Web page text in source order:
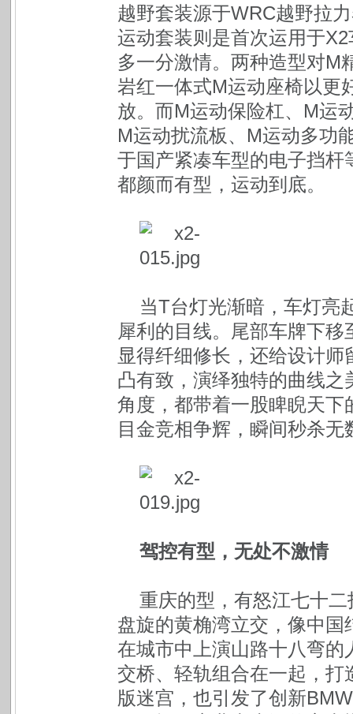
越野套装源于WRC越野拉
运动套装则是首次运用于
多一分激情。两种造型对M
岩红一体式M运动座椅以更
放。而M运动保险杠、M运
M运动扰流板、M运动多功
于国产紧凑车型的电子挡
都颜而有型，运动到底。
当T台灯光渐暗，车灯亮
犀利的目线。尾部车牌下
显得纤细修长，还给设计
凸有致，演绎独特的曲线
角度，都带着一股睥睨天
目金竞相争辉，瞬间秒杀无
驾控有型，无处不激情
重庆的型，有怒江七十
盘旋的黄桷湾立交，像中
在城市中上演山路十八弯
交桥、轻轨组合在一起，
版迷宫，也引发了创新